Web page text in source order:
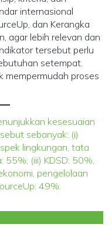
internasional
dan Kerangka
agar lebih relevan dan
tersebut perlu
setempat.
mempermudah proses
kesesuaian
sebanyak: (i)
lingkungan, tata
55%; (iii) KDSD: 50%,
pengelolaan
49%.